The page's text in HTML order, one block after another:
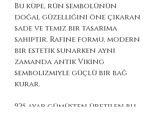
Bu küpe, rün sembolünün
doğal güzelliğini öne çıkaran
sade ve temiz bir tasarıma
sahiptir. Rafine formu, modern
bir estetik sunarken aynı
zamanda antik Viking
sembolizmiyle güçlü bir bağ
kurar.
925 ayar gümüşten üretilen bu